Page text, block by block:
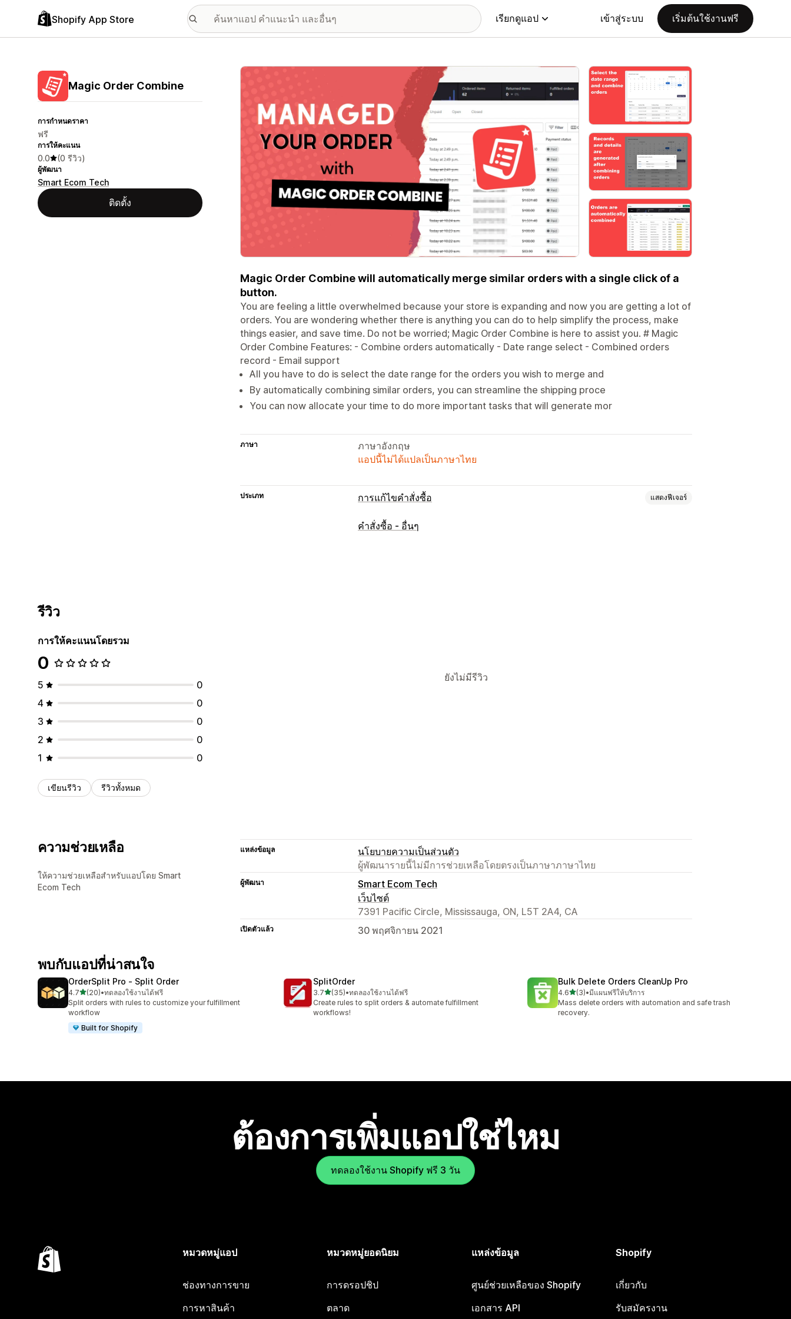
Shopify App Store เรียกดูแอป เข้าสู่ระบบ เริ่มต้นใช้งานฟรี
Magic Order Combine
การกำหนดราคา
ฟรี
การให้คะแนน
0.0 (0 รีวิว)
ผู้พัฒนา
Smart Ecom Tech
ติดตั้ง
แกลเลอรีรูปภาพที่แสดง
Magic Order Combine will automatically merge similar orders with a single click of a
button.
You are feeling a little overwhelmed because your store is expanding and now you are getting a lot of
orders. You are wondering whether there is anything you can do to help simplify the process, make
things easier, and save time. Do not be worried; Magic Order Combine is here to assist you. # Magic
Order Combine Features: - Combine orders automatically - Date range select - Combined orders
record - Email support
All you have to do is select the date range for the orders you wish to merge and
By automatically combining similar orders, you can streamline the shipping proce
You can now allocate your time to do more important tasks that will generate mor
ภาษา
ภาษาอังกฤษ
แอปนี้ไม่ได้แปลเป็นภาษาไทย
ประเภท การแก้ไขคำสั่งซื้อ แสดงฟีเจอร์
อัปเดตคำสั่งซื้อ
คำสั่งซื้อ - อื่นๆ
รีวิว
การให้คะแนนโดยรวม
0
5
0
4
0
3
0
2
0
1
0
เขียนรีวิว รีวิวทั้งหมด
ยังไม่มีรีวิว
ความช่วยเหลือ
ให้ความช่วยเหลือสำหรับแอปโดย Smart
Ecom Tech
แหล่งข้อมูล
นโยบายความเป็นส่วนตัว
ผู้พัฒนารายนี้ไม่มีการช่วยเหลือโดยตรงเป็นภาษาภาษาไทย
ผู้พัฒนา
Smart Ecom Tech
เว็บไซต์
7391 Pacific Circle, Mississauga, ON, L5T 2A4, CA
เปิดตัวแล้ว 30 พฤศจิกายน 2021
พบกับแอปที่น่าสนใจ
OrderSplit Pro ‑ Split Order
4.7เต็ม 5 ดาว
(20)
ทั้งหมด 20 รีวิว
•ทดลองใช้งานได้ฟรี
Split orders with rules to customize your fulfillment
workflow
Built for Shopify
SplitOrder
3.7เต็ม 5 ดาว
(35)
ทั้งหมด 35 รีวิว
•ทดลองใช้งานได้ฟรี
Create rules to split orders & automate fulfillment
workflows!
Bulk Delete Orders CleanUp Pro
4.6เต็ม 5 ดาว
(3)
ทั้งหมด 3 รีวิว
•มีแผนฟรีให้บริการ
Mass delete orders with automation and safe trash
recovery.
ต้องการเพิ่มแอปใช่ไหม
ทดลองใช้งาน Shopify ฟรี 3 วัน
หมวดหมู่แอป
ช่องทางการขาย
การหาสินค้า
หมวดหมู่ยอดนิยม
การดรอปชิป
ตลาด
แหล่งข้อมูล
ศูนย์ช่วยเหลือของ Shopify
เอกสาร API
Shopify
เกี่ยวกับ
รับสมัครงาน